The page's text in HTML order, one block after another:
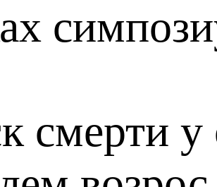
смерти у